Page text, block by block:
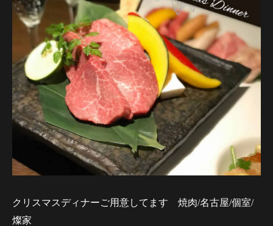
クリスマスディナーご用意してます 焼肉/名古屋/個室/
燦家